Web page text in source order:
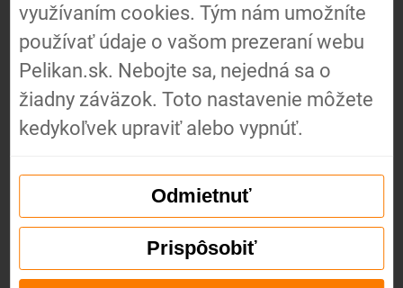
O nás
Náš
príbeh
Naše
hodnoty
využívaním cookies. Tým nám umožníte
používať údaje o vašom prezeraní webu
Pelikan.sk. Nebojte sa, nejedná sa o
žiadny záväzok. Toto nastavenie môžete
kedykoľvek upraviť alebo vypnúť.
Odmietnuť
Prispôsobiť